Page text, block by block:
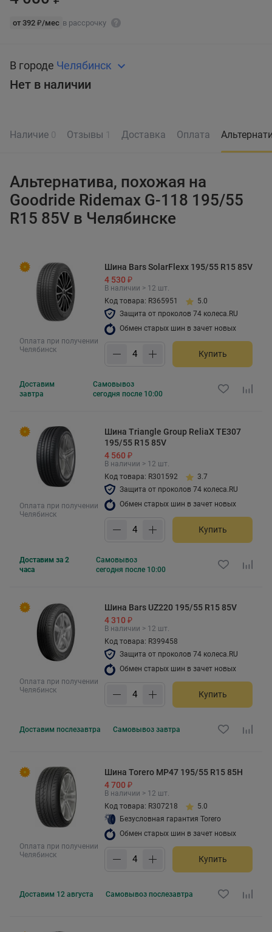
от 392 ₽/мес в рассрочку
В городе Челябинск
Нет в наличии
Наличие 0 Отзывы 1 Доставка Оплата
Альтернатива, похожая на
Goodride Ridemax G-118 195/55
R15 85V в Челябинске
Оплата при получении
Челябинск
Шина Bars SolarFlexx 195/55 R15 85V
4 530 ₽
В наличии > 12 шт.
Код товара: R365951
5.0
Защита от проколов 74 колеса.RU
Обмен старых шин в зачет новых
Купить
Доставим
завтра
Самовывоз
сегодня после 10:00
Оплата при получении
Челябинск
Шина Triangle Group ReliaX TE307
195/55 R15 85V
4 560 ₽
В наличии > 12 шт.
Код товара: R301592
3.7
Защита от проколов 74 колеса.RU
Обмен старых шин в зачет новых
Купить
Доставим за 2
часа
Самовывоз
сегодня после 10:00
Оплата при получении
Челябинск
Шина Bars UZ220 195/55 R15 85V
4 310 ₽
В наличии > 12 шт.
Код товара: R399458
Защита от проколов 74 колеса.RU
Обмен старых шин в зачет новых
Купить
Доставим послезавтра Самовывоз завтра
Оплата при получении
Челябинск
Шина Torero MP47 195/55 R15 85H
4 700 ₽
В наличии > 12 шт.
Код товара: R307218
5.0
Безусловная гарантия Torero
Обмен старых шин в зачет новых
Купить
Доставим 12 августа Самовывоз послезавтра